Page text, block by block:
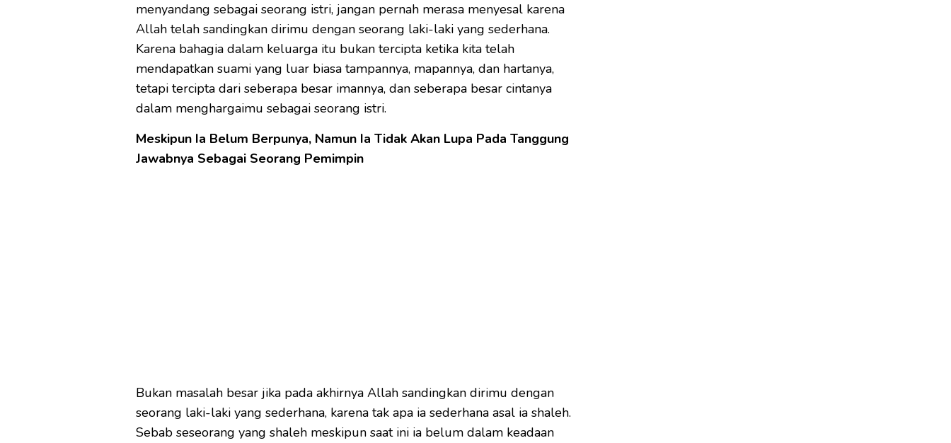
menyandang sebagai seorang istri, jangan pernah merasa menyesal karena
Allah telah sandingkan dirimu dengan seorang laki-laki yang sederhana.
Karena bahagia dalam keluarga itu bukan tercipta ketika kita telah
mendapatkan suami yang luar biasa tampannya, mapannya, dan hartanya,
tetapi tercipta dari seberapa besar imannya, dan seberapa besar cintanya
dalam menghargaimu sebagai seorang istri.
Meskipun Ia Belum Berpunya, Namun Ia Tidak Akan Lupa Pada Tanggung
Jawabnya Sebagai Seorang Pemimpin
Bukan masalah besar jika pada akhirnya Allah sandingkan dirimu dengan
seorang laki-laki yang sederhana, karena tak apa ia sederhana asal ia shaleh.
Sebab seseorang yang shaleh meskipun saat ini ia belum dalam keadaan